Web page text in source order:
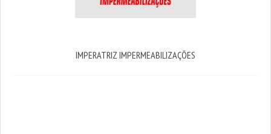
IMPERATRIZ IMPERMEABILIZAÇÕES